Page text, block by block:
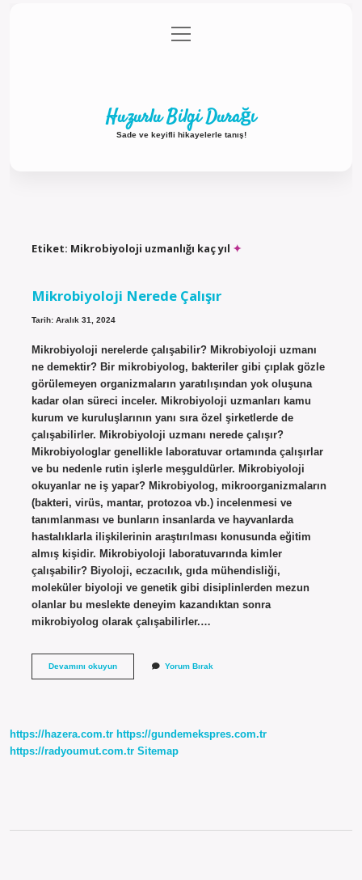
Gizlilik Politikası
menüyü
aç
Huzurlu Bilgi Durağı
Sade ve keyifli hikayelerle tanış!
Etiket: Mikrobiyoloji uzmanlığı kaç yıl
Mikrobiyoloji Nerede Çalışır
Tarih: Aralık 31, 2024
Mikrobiyoloji nerelerde çalışabilir? Mikrobiyoloji uzmanı
ne demektir? Bir mikrobiyolog, bakteriler gibi çıplak gözle
görülemeyen organizmaların yaratılışından yok oluşuna
kadar olan süreci inceler. Mikrobiyoloji uzmanları kamu
kurum ve kuruluşlarının yanı sıra özel şirketlerde de
çalışabilirler. Mikrobiyoloji uzmanı nerede çalışır?
Mikrobiyologlar genellikle laboratuvar ortamında çalışırlar
ve bu nedenle rutin işlerle meşguldürler. Mikrobiyoloji
okuyanlar ne iş yapar? Mikrobiyolog, mikroorganizmaların
(bakteri, virüs, mantar, protozoa vb.) incelenmesi ve
tanımlanması ve bunların insanlarda ve hayvanlarda
hastalıklarla ilişkilerinin araştırılması konusunda eğitim
almış kişidir. Mikrobiyoloji laboratuvarında kimler
çalışabilir? Biyoloji, eczacılık, gıda mühendisliği,
moleküler biyoloji ve genetik gibi disiplinlerden mezun
olanlar bu meslekte deneyim kazandıktan sonra
mikrobiyolog olarak çalışabilirler.…
Devamını okuyunMikrobiyolojiYorum Bırak
https://hazera.com.tr https://gundemekspres.com.tr
https://radyoumut.com.tr Sitemap